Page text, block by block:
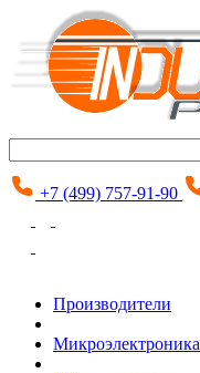
+7 (499) 757-91-90
Производители
Микроэлектроника